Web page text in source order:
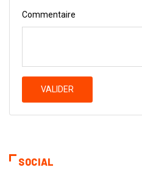
Commentaire
VALIDER
SOCIAL